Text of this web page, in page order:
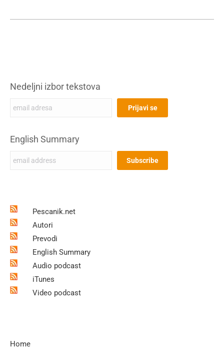
Nedeljni izbor tekstova
English Summary
Pescanik.net
Autori
Prevodi
English Summary
Audio podcast
iTunes
Video podcast
Home